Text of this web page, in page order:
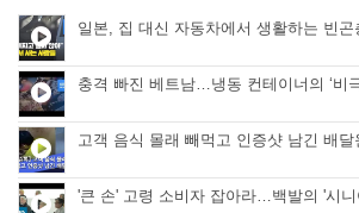
일본, 집 대신 자동차에서 생활하는 빈
충격 빠진 베트남…냉동 컨테이너의 ‘비
고객 음식 몰래 빼먹고 인증샷 남긴 배달
'큰 손' 고령 소비자 잡아라…백발의 '시